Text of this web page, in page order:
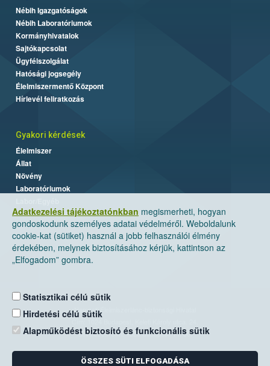
Adatkezelési tájékoztatónkban megismerheti, hogyan
gondoskodunk személyes adatai védelméről. Weboldalunk
cookie-kat (sütiket) használ a jobb felhasználói élmény
érdekében, melynek biztosításához kérjük, kattintson az
„Elfogadom” gombra.
Statisztikai célú sütik
Hirdetési célú sütik
Alapműködést biztosító és funkcionális sütik
ÖSSZES SÜTI ELFOGADÁSA
Nébih Igazgatóságok
Nébih Laboratóriumok
Kormányhivatalok
Sajtókapcsolat
Ügyfélszolgálat
Hatósági jogsegély
Élelmiszermentő Központ
Hírlevél feliratkozás
Gyakori kérdések
Élelmiszer
Állat
Növény
Laboratóriumok
Nemzeti Élelmiszerlánc-biztonsági Hivatal
Levelezési cím: 1525 Budapest. Pf. 30.